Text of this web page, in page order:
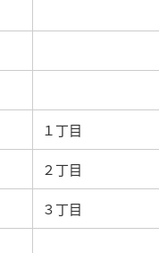
１丁目
２丁目
３丁目